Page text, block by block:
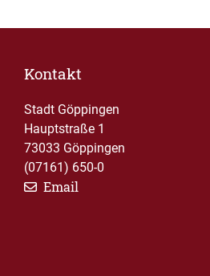
Kontakt
Stadt Göppingen
Hauptstraße 1
73033 Göppingen
(07161) 650-0
Email